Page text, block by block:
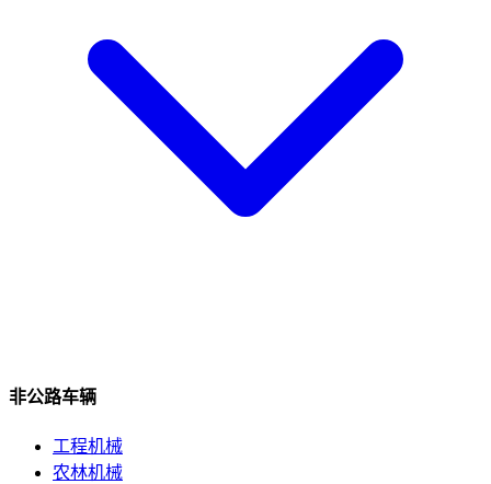
非公路车辆
工程机械
农林机械